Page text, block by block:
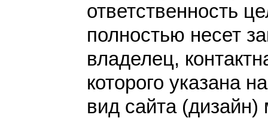
ответственность
полностью несет
владелец,
которого указана
вид сайта (дизайн)